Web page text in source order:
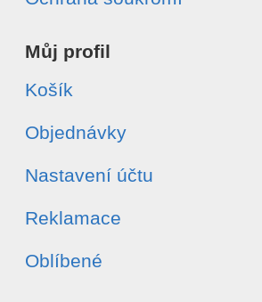
Můj profil
Košík
Objednávky
Nastavení účtu
Reklamace
Oblíbené